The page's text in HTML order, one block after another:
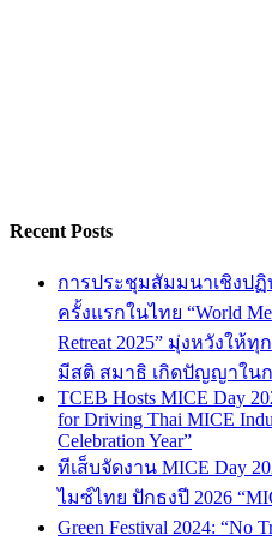
Recent Posts
การประชุมสัมมนาเชิงป
ครั้งแรกในไทย “World
Retreat 2025” มุ่งหวังใ
มีสติ สมาธิ เกิดปัญญาใน
TCEB Hosts MICE Day
for Driving Thai MICE
Celebration Year”
ทีเส็บจัดงาน MICE Day
ไมซ์ไทย ปักธงปี 2026
Green Festival 2024: “No